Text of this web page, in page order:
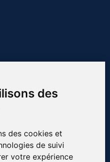
des
des cookies et
de suivi
votre expérience